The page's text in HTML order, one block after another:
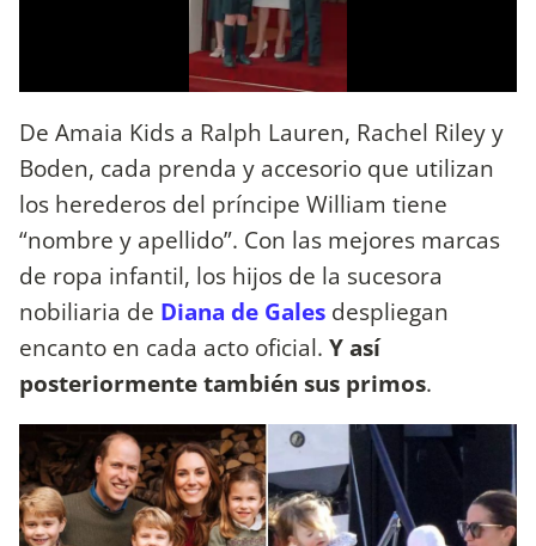
De Amaia Kids a Ralph Lauren, Rachel Riley y
Boden, cada prenda y accesorio que utilizan
los herederos del príncipe William tiene
“nombre y apellido”. Con las mejores marcas
de ropa infantil, los hijos de la sucesora
nobiliaria de Diana de Gales despliegan
encanto en cada acto oficial. Y así
posteriormente también sus primos.